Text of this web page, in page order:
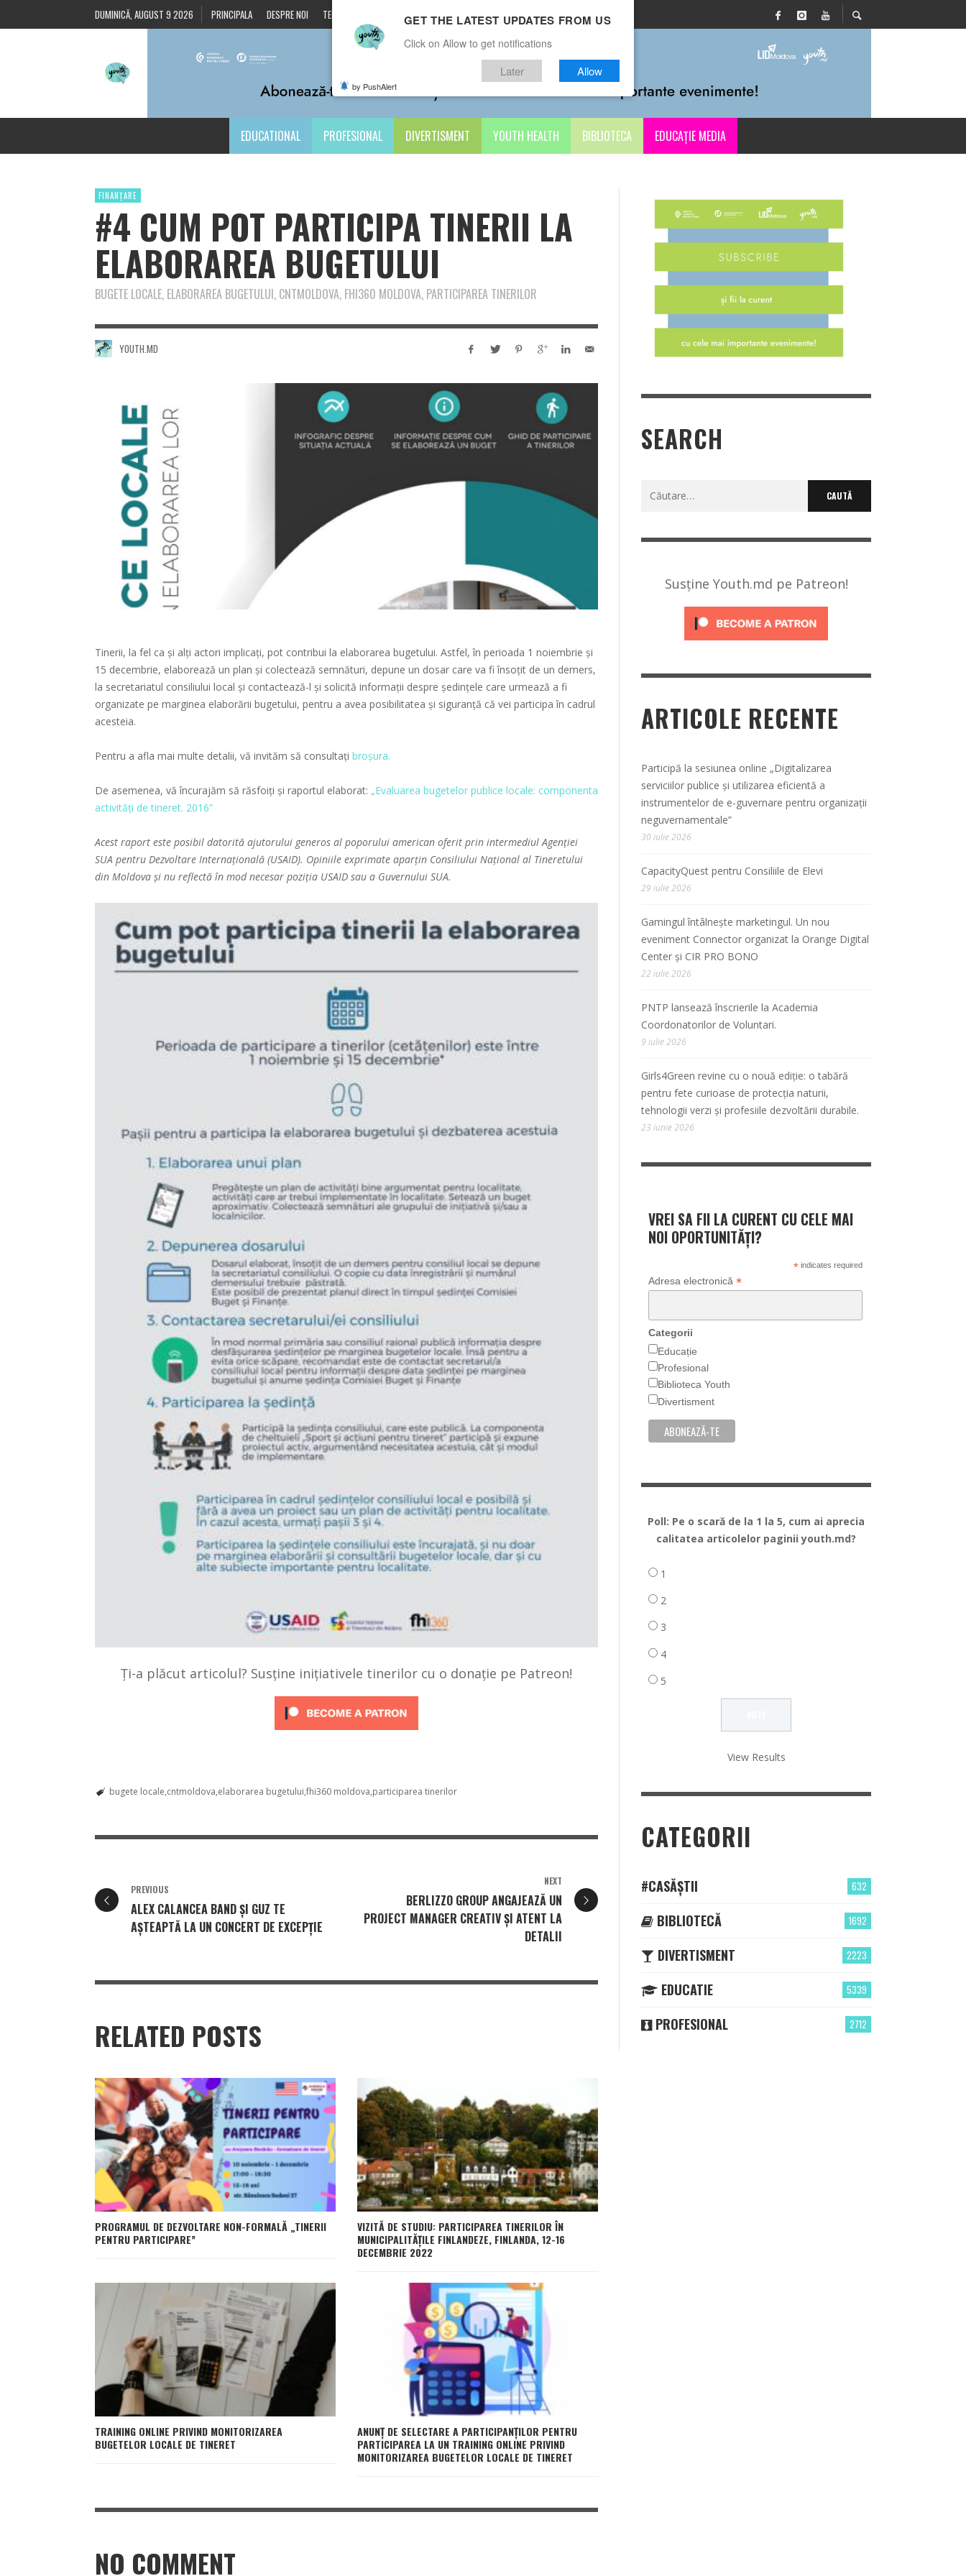
DUMINICĂ, AUGUST 9 2026 PRINCIPALA DESPRE NOI TERMENI ȘI CONDIȚII CONTACTE
EDUCATIONAL PROFESIONAL DIVERTISMENT YOUTH HEALTH BIBLIOTECA EDUCAȚIE MEDIA
FINANȚARE
#4 CUM POT PARTICIPA TINERII LA
ELABORAREA BUGETULUI
BUGETE LOCALE, ELABORAREA BUGETULUI, CNTMOLDOVA, FHI360 MOLDOVA, PARTICIPAREA TINERILOR
YOUTH.MD
Tinerii, la fel ca și alți actori implicați, pot contribui la elaborarea bugetului. Astfel, în perioada 1 noiembrie și
15 decembrie, elaborează un plan și colectează semnături, depune un dosar care va fi însoțit de un demers,
la secretariatul consiliului local și contactează-l și solicită informații despre ședințele care urmează a fi
organizate pe marginea elaborării bugetului, pentru a avea posibilitatea și siguranță că vei participa în cadrul
acesteia.
Pentru a afla mai multe detalii, vă invităm să consultați broșura.
De asemenea, vă încurajăm să răsfoiți și raportul elaborat: „Evaluarea bugetelor publice locale: componenta
activități de tineret. 2016”
Acest raport este posibil datorită ajutorului generos al poporului american oferit prin intermediul Agenției
SUA pentru Dezvoltare Internațională (USAID). Opiniile exprimate aparțin Consiliului Național al Tineretului
din Moldova și nu reflectă în mod necesar poziția USAID sau a Guvernului SUA.
Ți-a plăcut articolul? Susține inițiativele tinerilor cu o donație pe Patreon!
bugete locale cntmoldova elaborarea bugetului fhi360 moldova participarea tinerilor
PREVIOUS
ALEX CALANCEA BAND ȘI GUZ TE
AȘTEAPTĂ LA UN CONCERT DE EXCEPȚIE
NEXT
BERLIZZO GROUP ANGAJEAZĂ UN
PROJECT MANAGER CREATIV ȘI ATENT LA
DETALII
RELATED POSTS
PROGRAMUL DE DEZVOLTARE NON-FORMALĂ „TINERII
PENTRU PARTICIPARE”
VIZITĂ DE STUDIU: PARTICIPAREA TINERILOR ÎN
MUNICIPALITĂȚILE FINLANDEZE, FINLANDA, 12-16
DECEMBRIE 2022
TRAINING ONLINE PRIVIND MONITORIZAREA
BUGETELOR LOCALE DE TINERET
ANUNȚ DE SELECTARE A PARTICIPANȚILOR PENTRU
PARTICIPAREA LA UN TRAINING ONLINE PRIVIND
MONITORIZAREA BUGETELOR LOCALE DE TINERET
NO COMMENT
SEARCH
Caută
Susține Youth.md pe Patreon!
ARTICOLE RECENTE
Participă la sesiunea online „Digitalizarea
serviciilor publice și utilizarea eficientă a
instrumentelor de e-guvernare pentru organizații
neguvernamentale”
30 iulie 2026
CapacityQuest pentru Consiliile de Elevi
29 iulie 2026
Gamingul întâlnește marketingul. Un nou
eveniment Connector organizat la Orange Digital
Center și CIR PRO BONO
22 iulie 2026
PNTP lansează înscrierile la Academia
Coordonatorilor de Voluntari.
9 iulie 2026
Girls4Green revine cu o nouă ediție: o tabără
pentru fete curioase de protecția naturii,
tehnologii verzi și profesiile dezvoltării durabile.
23 iunie 2026
VREI SA FII LA CURENT CU CELE MAI
NOI OPORTUNITĂȚI?
*indicates required
Adresa electronică *
Categorii
Educație
Profesional
Biblioteca Youth
Divertisment
Poll: Pe o scară de la 1 la 5, cum ai aprecia
calitatea articolelor paginii youth.md?
1
2
3
4
5
View Results
CATEGORII
632
#CASĂȘTII
1692
BIBLIOTECĂ
2223
DIVERTISMENT
5339
EDUCATIE
2712
PROFESIONAL
GET THE LATEST UPDATES FROM US
Click on Allow to get notifications
Later Allow
by PushAlert